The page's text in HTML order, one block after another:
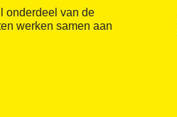
onderdeel van de
werken samen aan